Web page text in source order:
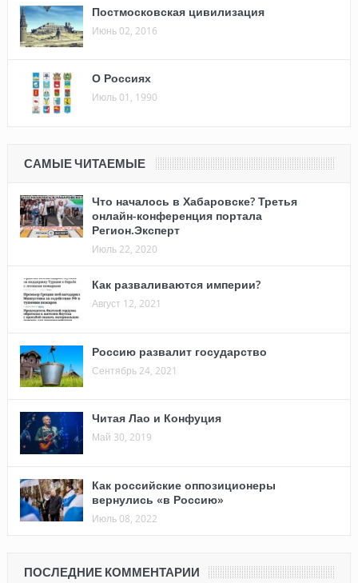
Постмосковская цивилизация
Июнь 02, 2016
О Россиях
Июль 01, 1990
САМЫЕ ЧИТАЕМЫЕ
Что началось в Хабаровске? Третья
онлайн-конференция портала
Регион.Эксперт
Июль 22, 2020
Как разваливаются империи?
Август 12, 2021
Россию развалит государство
Сентябрь 24, 2021
Читая Лао и Конфуция
Май 30, 2019
Как российские оппозиционеры
вернулись «в Россию»
Июль 08, 2022
ПОСЛЕДНИЕ КОММЕНТАРИИ